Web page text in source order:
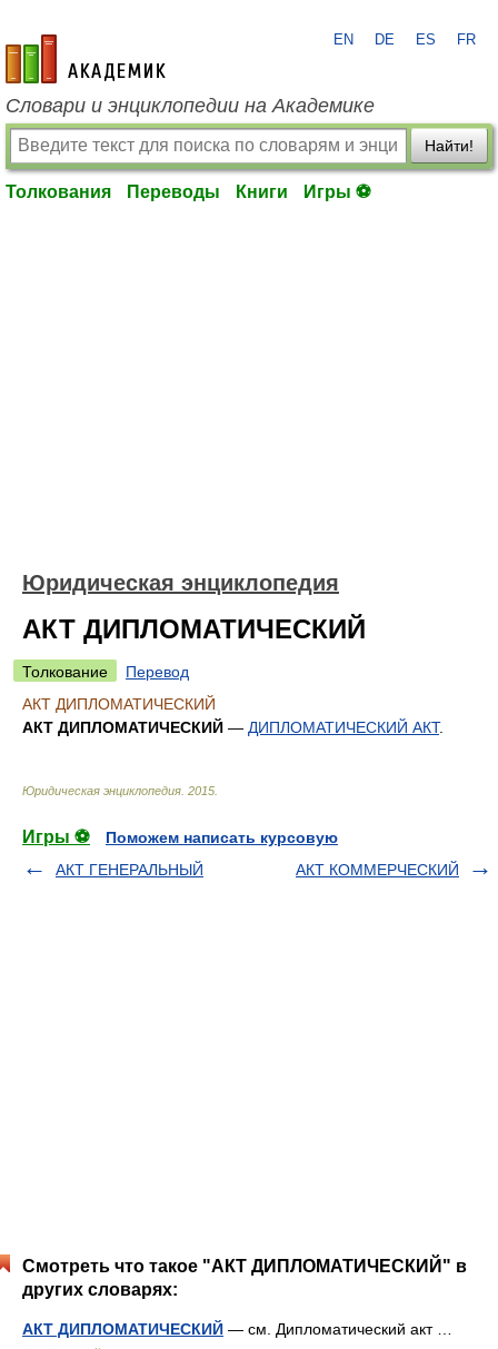
academic.ru
EN DE ES FR
Словари и энциклопедии на Академике
Найти!
Толкования Переводы Книги Игры ⚽
Юридическая энциклопедия
АКТ ДИПЛОМАТИЧЕСКИЙ
Толкование
Перевод
АКТ ДИПЛОМАТИЧЕСКИЙ
АКТ ДИПЛОМАТИЧЕСКИЙ — ДИПЛОМАТИЧЕСКИЙ АКТ.
Юридическая энциклопедия 2015
Игры ⚽
Поможем написать курсовую
АКТ ГЕНЕРАЛЬНЫЙ
АКТ КОММЕРЧЕСКИЙ
Смотреть что такое "АКТ ДИПЛОМАТИЧЕСКИЙ" в
других словарях:
АКТ ДИПЛОМАТИЧЕСКИЙ — см. Дипломатический акт …